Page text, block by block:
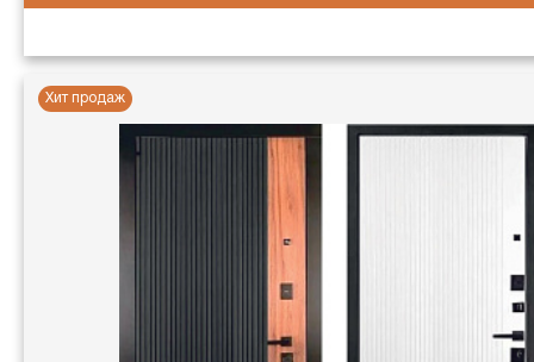
Хит продаж